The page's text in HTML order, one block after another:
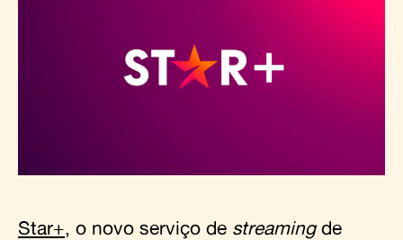
Star+, o novo serviço de streamingde